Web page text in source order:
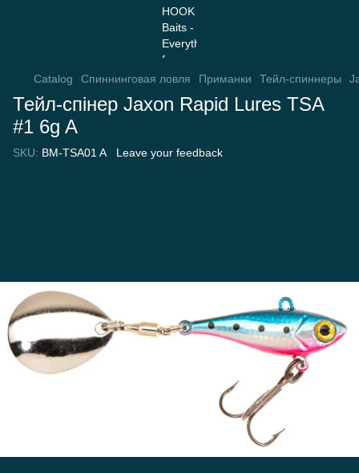
Catalog Спиннинговая ловля Приманки Тейл-спиннеры
Тейл-спінер Jaxon Rapid Lures TSA
#1 6g A
SKU: BM-TSA01 A Leave your feedback